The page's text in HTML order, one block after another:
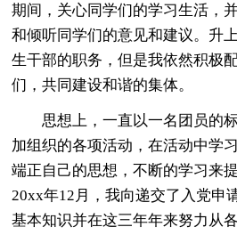
期间，关心同学们的学习生活，
和倾听同学们的意见和建议。升
生干部的职务，但是我依然积极
们，共同建设和谐的集体。
思想上，一直以一名团员的
加组织的各项活动，在活动中学
端正自己的思想，不断的学习来
20xx年12月，我向递交了入党申
基本知识并在这三年年来努力从